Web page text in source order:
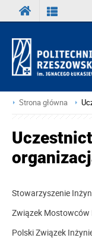
Strona główna
Stowarzyszenie
Związek Mostowców
Polski Związek